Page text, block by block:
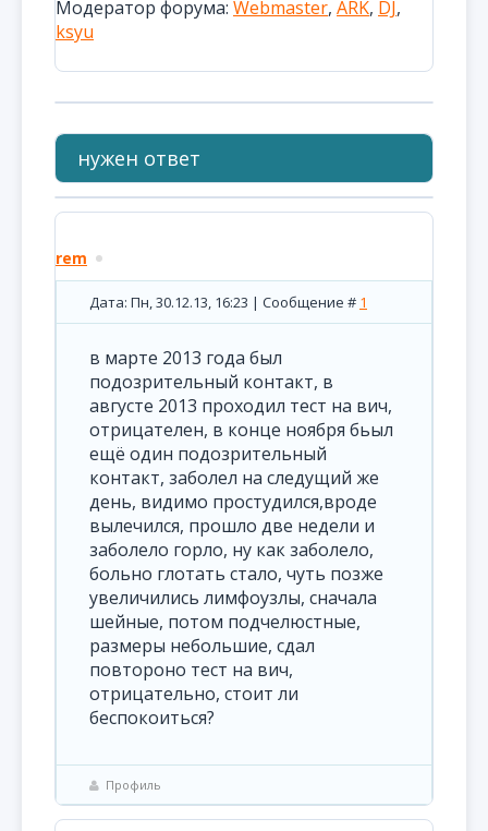
Модератор форума: Webmaster, ARK, DJ,
ksyu
нужен ответ
rem
Дата: Пн, 30.12.13, 16:23 | Сообщение # 1
в марте 2013 года был
подозрительный контакт, в
августе 2013 проходил тест на вич,
отрицателен, в конце ноября бьыл
ещё один подозрительный
контакт, заболел на следущий же
день, видимо простудился,вроде
вылечился, прошло две недели и
заболело горло, ну как заболело,
больно глотать стало, чуть позже
увеличились лимфоузлы, сначала
шейные, потом подчелюстные,
размеры небольшие, сдал
повтороно тест на вич,
отрицательно, стоит ли
беспокоиться?
Профиль